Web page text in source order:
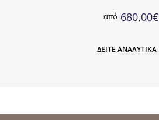
από 680,00€
ΔΕΊΤΕ ΑΝΑΛΥΤΙΚΆ